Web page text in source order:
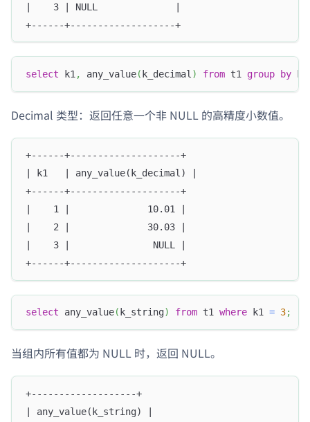
|    3 | NULL              |
+------+-------------------+
select k1 , any_value( k_decimal ) from t1 group by
Decimal 类型：返回任意一个非 NULL 的高精度小数值。
+------+--------------------+
| k1   | any_value(k_decimal) |
+------+--------------------+
|    1 |              10.01 |
|    2 |              30.03 |
|    3 |               NULL |
+------+--------------------+
select any_value( k_string) from t1 where k1 = 3;
当组内所有值都为 NULL 时，返回 NULL。
+-------------------+
| any_value(k_string) |